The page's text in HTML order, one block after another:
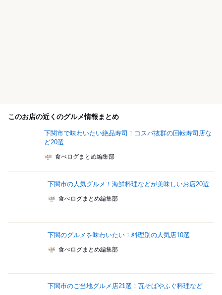
このお店の近くのグルメ情報まとめ
下関市で味わいたい絶品寿司！コスパ抜群の回転寿司店な
ど20選
食べログまとめ編集部
下関市の人気グルメ！海鮮料理などが美味しいお店20選
食べログまとめ編集部
下関のグルメを味わいたい！料理別の人気店10選
食べログまとめ編集部
下関市のご当地グルメ店21選！瓦そばやふぐ料理など